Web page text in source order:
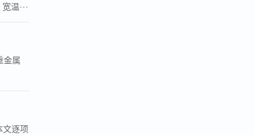
温···
金属
文逐项